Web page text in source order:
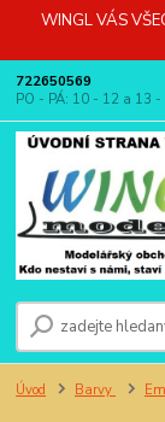
WINGL VÁS
722650569
PO - PÁ: 10 - 12 a 13 -
Úvod Barvy